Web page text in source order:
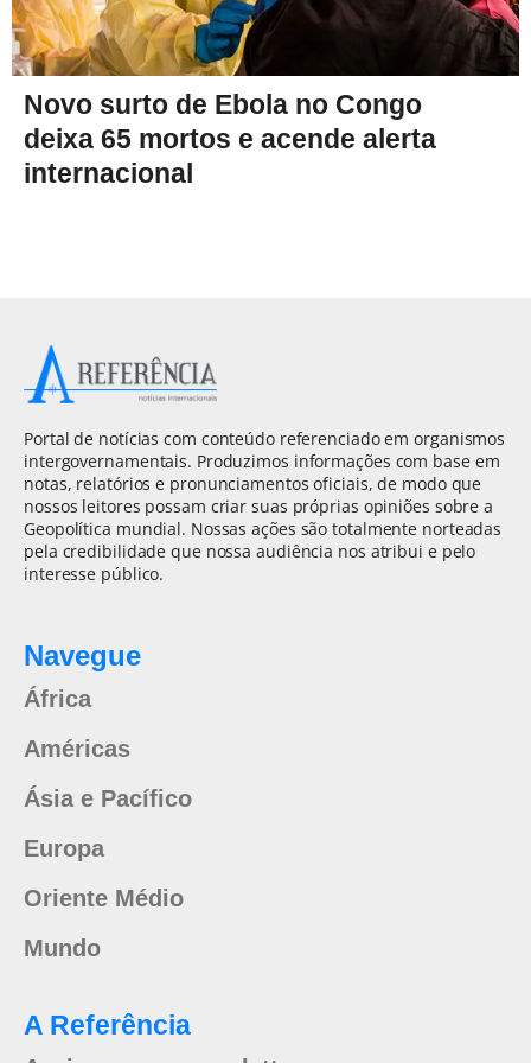
Novo surto de Ebola no Congo
deixa 65 mortos e acende alerta
internacional
Portal de notícias com conteúdo referenciado em organismos
intergovernamentais. Produzimos informações com base em
notas, relatórios e pronunciamentos oficiais, de modo que
nossos leitores possam criar suas próprias opiniões sobre a
Geopolítica mundial. Nossas ações são totalmente norteadas
pela credibilidade que nossa audiência nos atribui e pelo
interesse público.
Navegue
África
Américas
Ásia e Pacífico
Europa
Oriente Médio
Mundo
A Referência